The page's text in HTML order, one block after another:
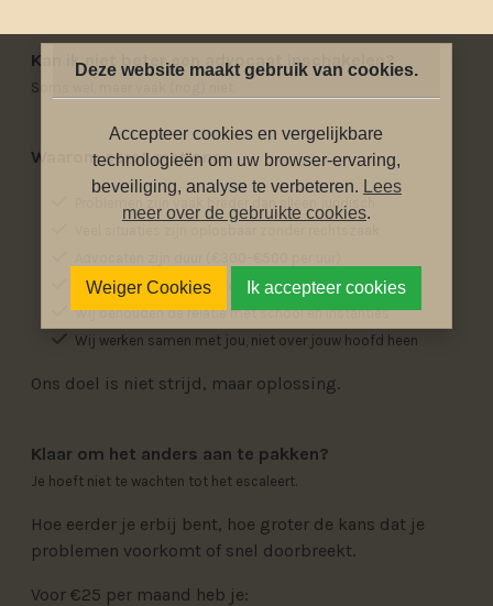
Kan ik niet beter een advocaat inschakelen?
Soms wel, maar vaak (nog) niet.
Waarom eerst met ons:
Problemen zijn vaak breder dan alleen juridisch
Vergoedingen via toevoeging zijn beperkt
Wij behouden de relatie met school en instanties
Wij werken samen met jou, niet over jouw hoofd heen
Ons doel is niet strijd, maar oplossing.
Klaar om het anders aan te pakken?
Je hoeft niet te wachten tot het escaleert.
Hoe eerder je erbij bent, hoe groter de kans dat je
problemen voorkomt of snel doorbreekt.
Voor €25 per maand heb je:
Deze website maakt gebruik van cookies.
Accepteer cookies en vergelijkbare
technologieën om uw browser-ervaring,
beveiliging, analyse te verbeteren. Lees
meer over de gebruikte cookies.
Weiger Cookies Ik accepteer cookies